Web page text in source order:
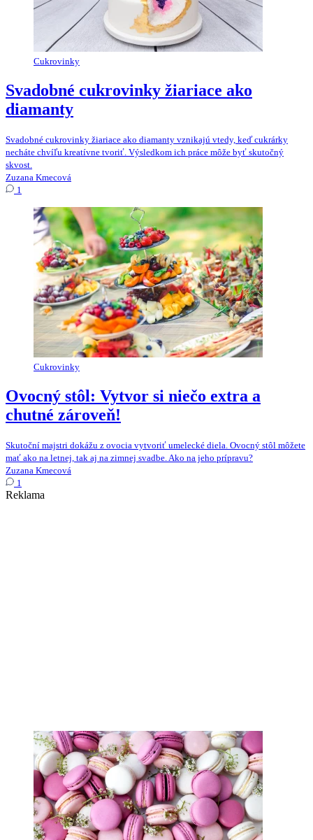
Cukrovinky
Svadobné cukrovinky žiariace ako
diamanty
Svadobné cukrovinky žiariace ako diamanty vznikajú vtedy, keď cukrárky
necháte chvíľu kreatívne tvoriť. Výsledkom ich práce môže byť skutočný
skvost.
Zuzana Kmecová
1
Cukrovinky
Ovocný stôl: Vytvor si niečo extra a
chutné zároveň!
Skutoční majstri dokážu z ovocia vytvoriť umelecké diela. Ovocný stôl môžete
mať ako na letnej, tak aj na zimnej svadbe. Ako na jeho prípravu?
Zuzana Kmecová
1
Reklama